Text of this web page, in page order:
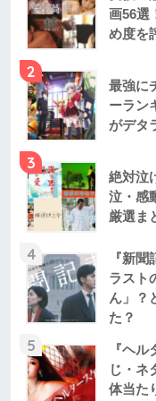
画56選
め度を
2
最強に
ーラン
がデタ
3
絶対泣
泣・感
厳選ま
4
『新
ラスト
ん」？
た？
5
『ヘ
じ・ネ
体当た